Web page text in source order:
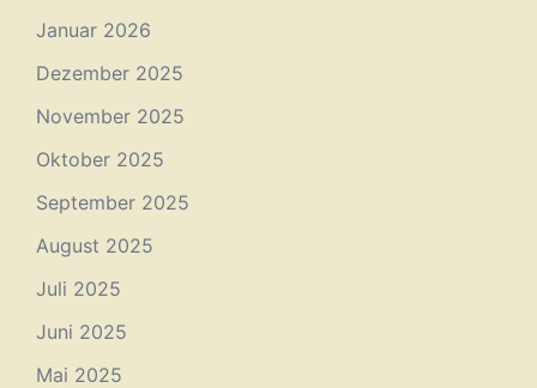
Januar 2026
Dezember 2025
November 2025
Oktober 2025
September 2025
August 2025
Juli 2025
Juni 2025
Mai 2025